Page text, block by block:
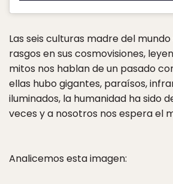
Las seis culturas madre del
rasgos en sus cosmovisiones,
mitos nos hablan de un pasado
ellas hubo gigantes, paraísos,
iluminados, la humanidad ha sido
veces y a nosotros nos espera el
Analicemos esta imagen: